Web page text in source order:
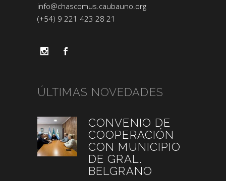
info@chascomus.caubauno.org
(+54) 9 221 423 28 21
ÚLTIMAS NOVEDADES
CONVENIO DE
COOPERACIÓN
CON MUNICIPIO
DE GRAL.
BELGRANO